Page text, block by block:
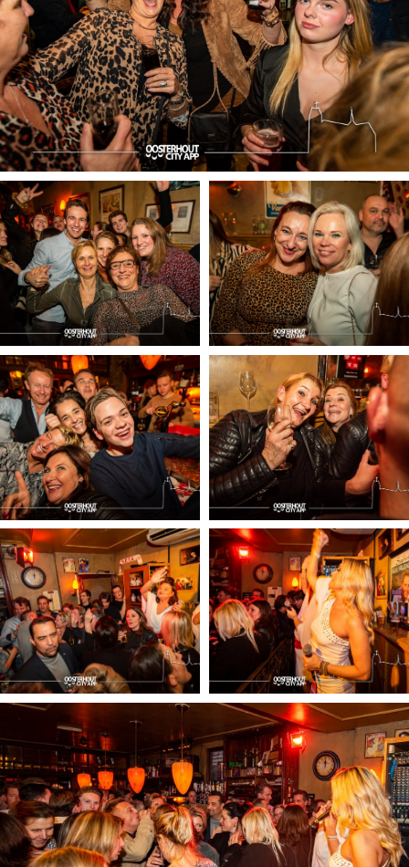
Koopzondagen
Bezienswaardigheden
Musea, theaters & podia
Uitjes & activiteiten
Natuurgebieden
Baroniepoorten
Inloggen